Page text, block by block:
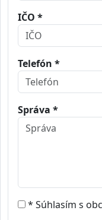
IČO *
Telefón *
Správa *
* Súhlasím s